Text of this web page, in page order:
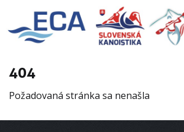
404
Požadovaná stránka sa nenašla
EURO 19
INFO
RESULTS